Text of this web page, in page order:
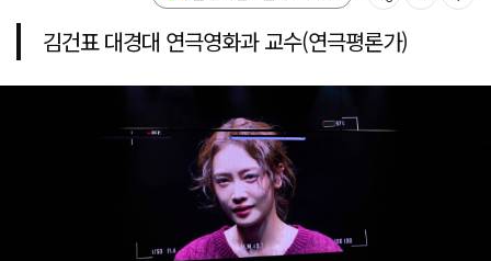
김건표 대경대 연극영화과 교수(연극평론가)